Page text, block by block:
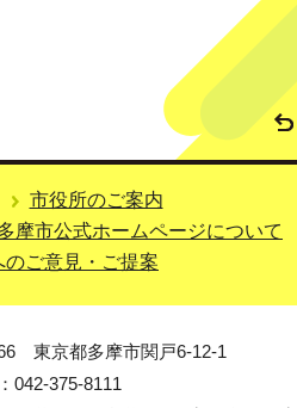
市役所のご案内
摩市公式ホームページについて
のご意見・ご提案
東京都多摩市関戸6-12-1
042-375-8111